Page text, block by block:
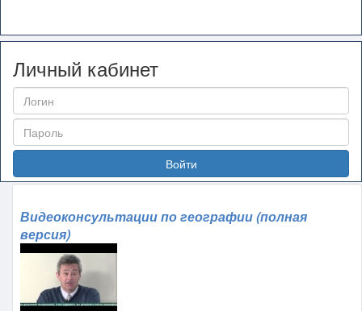
Личный кабинет
Войти
Видеоконсультации по географии (полная
версия)